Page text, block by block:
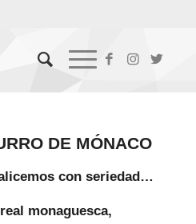
DE MÓNACO
con seriedad…
monaguesca,